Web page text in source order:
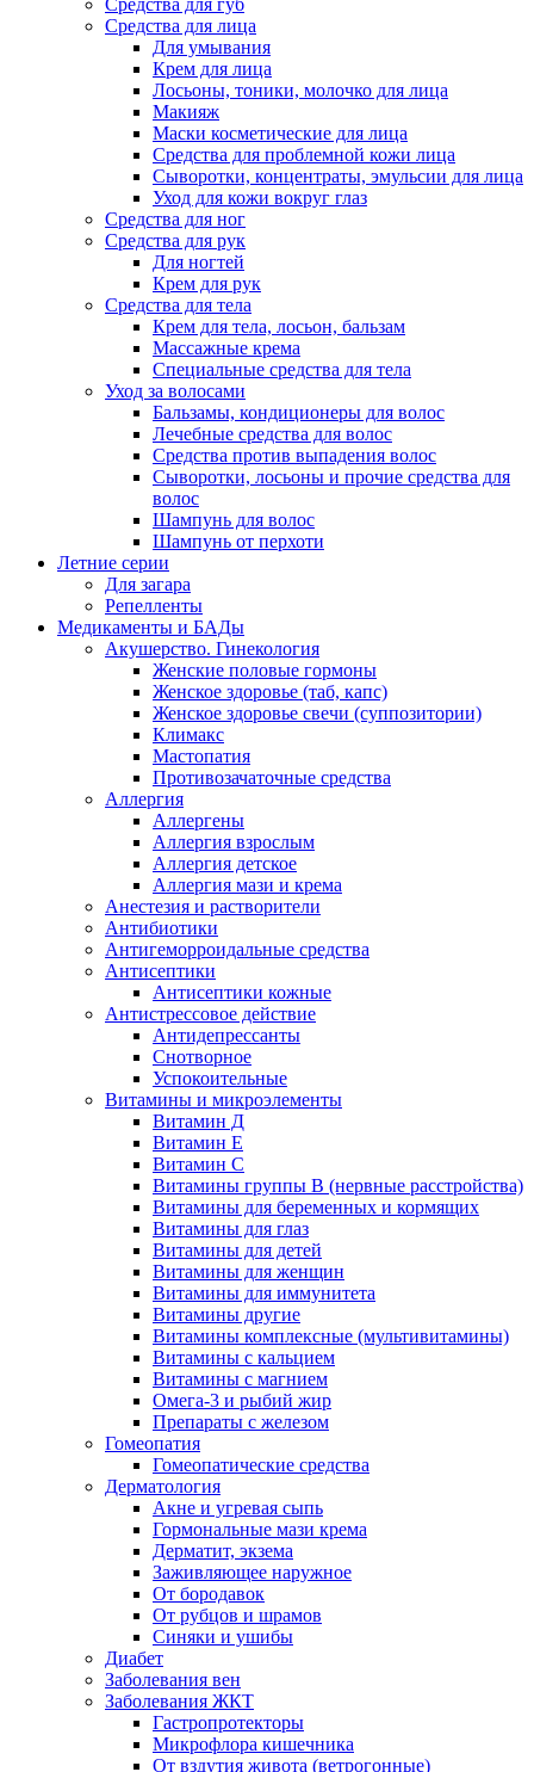
Средства для губ
Средства для лица
Для умывания
Крем для лица
Лосьоны, тоники, молочко для лица
Макияж
Маски косметические для лица
Средства для проблемной кожи лица
Сыворотки, концентраты, эмульсии для лица
Уход для кожи вокруг глаз
Средства для ног
Средства для рук
Для ногтей
Крем для рук
Средства для тела
Крем для тела, лосьон, бальзам
Массажные крема
Специальные средства для тела
Уход за волосами
Бальзамы, кондиционеры для волос
Лечебные средства для волос
Средства против выпадения волос
Сыворотки, лосьоны и прочие средства для
волос
Шампунь для волос
Шампунь от перхоти
Летние серии
Для загара
Репелленты
Медикаменты и БАДы
Акушерство. Гинекология
Женские половые гормоны
Женское здоровье (таб, капс)
Женское здоровье свечи (суппозитории)
Климакс
Мастопатия
Противозачаточные средства
Аллергия
Аллергены
Аллергия взрослым
Аллергия детское
Аллергия мази и крема
Анестезия и растворители
Антибиотики
Антигеморроидальные средства
Антисептики
Антисептики кожные
Антистрессовое действие
Антидепрессанты
Снотворное
Успокоительные
Витамины и микроэлементы
Витамин Д
Витамин Е
Витамин С
Витамины группы В (нервные расстройства)
Витамины для беременных и кормящих
Витамины для глаз
Витамины для детей
Витамины для женщин
Витамины для иммунитета
Витамины другие
Витамины комплексные (мультивитамины)
Витамины с кальцием
Витамины с магнием
Омега-3 и рыбий жир
Препараты с железом
Гомеопатия
Гомеопатические средства
Дерматология
Акне и угревая сыпь
Гормональные мази крема
Дерматит, экзема
Заживляющее наружное
От бородавок
От рубцов и шрамов
Синяки и ушибы
Диабет
Заболевания вен
Заболевания ЖКТ
Гастропротекторы
Микрофлора кишечника
От вздутия живота (ветрогонные)